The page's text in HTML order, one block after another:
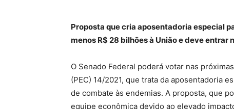
Proposta que cria aposentadoria especial
menos R$ 28 bilhões à União e deve
O Senado Federal poderá votar nas
(PEC) 14/2021, que trata da aposentadoria
de combate às endemias. A proposta, que
equipe econômica devido ao elevado